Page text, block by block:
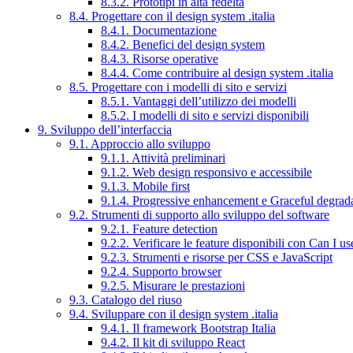
8.4. Progettare con il design system .italia
8.4.1. Documentazione
8.4.2. Benefici del design system
8.4.3. Risorse operative
8.4.4. Come contribuire al design system .italia
8.5. Progettare con i modelli di sito e servizi
8.5.1. Vantaggi dell’utilizzo dei modelli
8.5.2. I modelli di sito e servizi disponibili
9. Sviluppo dell’interfaccia
9.1. Approccio allo sviluppo
9.1.1. Attività preliminari
9.1.2. Web design responsivo e accessibile
9.1.3. Mobile first
9.1.4. Progressive enhancement e Graceful
9.2. Strumenti di supporto allo sviluppo del software
9.2.1. Feature detection
9.2.2. Verificare le feature disponibili con Can I
9.2.3. Strumenti e risorse per CSS e JavaScript
9.2.4. Supporto browser
9.2.5. Misurare le prestazioni
9.3. Catalogo del riuso
9.4. Sviluppare con il design system .italia
9.4.1. Il framework Bootstrap Italia
9.4.2. Il kit di sviluppo React